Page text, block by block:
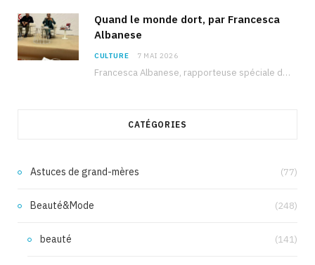
Quand le monde dort, par Francesca
Albanese
CULTURE 7 MAI 2026
Francesca Albanese, rapporteuse spéciale de l’ONU sur les territoires palestiniens occupés, était à Tunis pour…
CATÉGORIES
Astuces de grand-mères (77)
Beauté&Mode (248)
beauté (141)